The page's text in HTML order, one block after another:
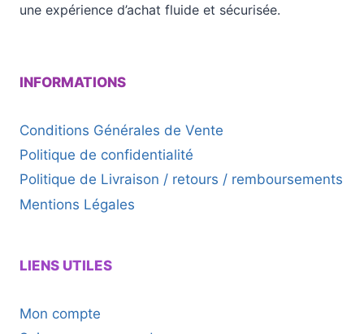
une expérience d’achat fluide et sécurisée.
INFORMATIONS
Conditions Générales de Vente
Politique de confidentialité
Politique de Livraison / retours / remboursements
Mentions Légales
LIENS UTILES
Mon compte